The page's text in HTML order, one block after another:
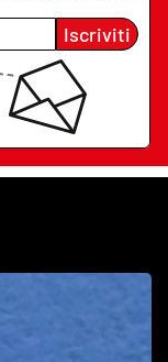
Iscriviti